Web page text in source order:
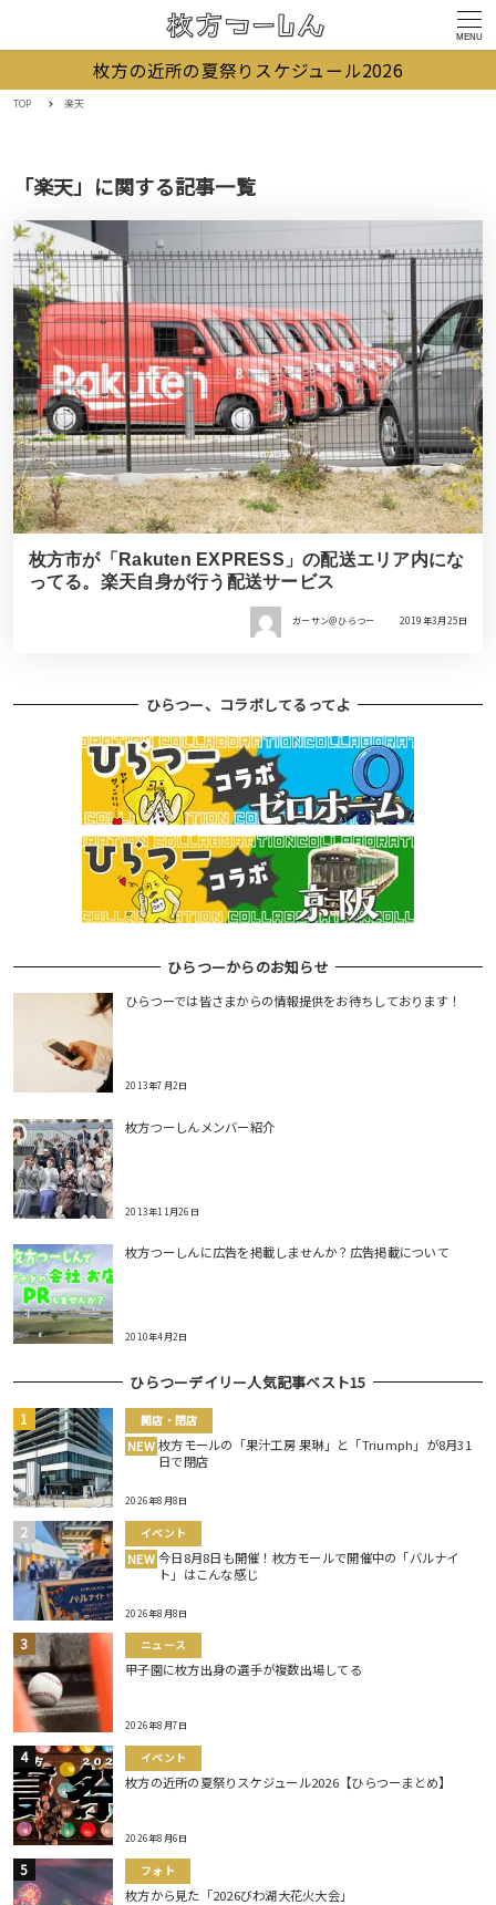
MENU
枚方の近所の夏祭りスケジュール2026
TOP 楽天
「楽天」に関する記事一覧
枚方市が「Rakuten EXPRESS」の配送エリア内にな
ってる。楽天自身が行う配送サービス
ガーサン＠ひらつー 2019年3月25日
ひらつー、コラボしてるってよ
ひらつーからのお知らせ
ひらつーでは皆さまからの情報提供をお待ちしております！
2013年7月2日
枚方つーしんメンバー紹介
2013年11月26日
枚方つーしんに広告を掲載しませんか？広告掲載について
2010年4月2日
ひらつーデイリー人気記事ベスト15
開店・閉店
NEW 枚方モールの「果汁工房 果琳」と「Triumph」が8月31
日で閉店
2026年8月8日
イベント
NEW 今日8月8日も開催！枚方モールで開催中の「バルナイ
ト」はこんな感じ
2026年8月8日
ニュース
甲子園に枚方出身の選手が複数出場してる
2026年8月7日
イベント
枚方の近所の夏祭りスケジュール2026【ひらつーまとめ】
2026年8月6日
フォト
枚方から見た「2026びわ湖大花火大会」